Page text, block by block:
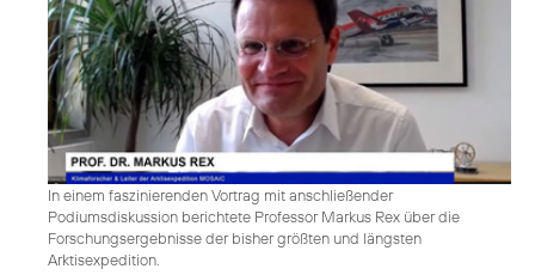
In einem faszinierenden Vortrag mit anschließender
Podiumsdiskussion berichtete Professor Markus Rex über die
Forschungsergebnisse der bisher größten und längsten
Arktisexpedition.